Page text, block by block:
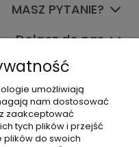
MASZ PYTANIE?
Dołącz do nas
umożliwiają
nam dostosować
zaakceptować
tych plików i przejść
plików do swoich